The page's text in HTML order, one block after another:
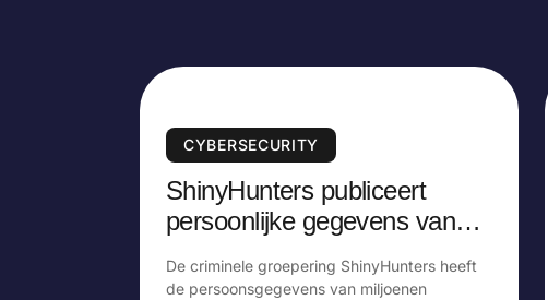
CYBERSECURITY
ShinyHunters publiceert
persoonlijke gegevens van
De criminele groepering ShinyHunters heeft
de persoonsgegevens van miljoenen